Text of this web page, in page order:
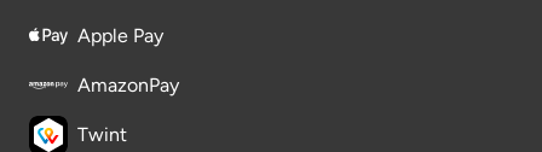
Apple Pay
AmazonPay
Twint
Pinneberg
Pirna